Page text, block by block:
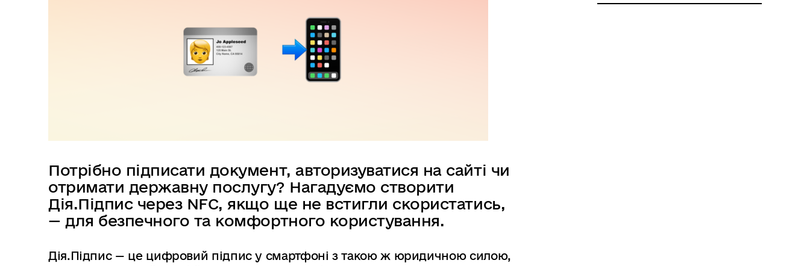
Потрібно підписати документ, авторизуватися на сайті чи
отримати державну послугу? Нагадуємо створити
Дія.Підпис через NFC, якщо ще не встигли скористатись,
— для безпечного та комфортного користування.
Дія.Підпис — це цифровий підпис у смартфоні з такою ж юридичною силою,